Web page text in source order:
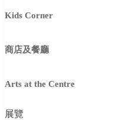
Kids Corner
商店及餐廳
Arts at the Centre
展覽